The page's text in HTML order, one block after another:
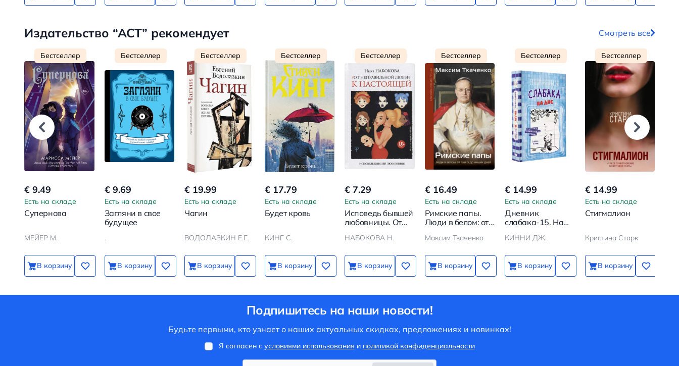
Издательство “АСТ” рекомендует Смотреть все
Бестселлер
€ 9.49
Есть на складе
Супернова
МЕЙЕР М.
В корзину
Бестселлер
€ 9.69
Есть на складе
Загляни в свое
будущее
.
В корзину
Бестселлер
€ 19.99
Есть на складе
Чагин
ВОДОЛАЗКИН Е.Г.
В корзину
Бестселлер
€ 17.79
Есть на складе
Будет кровь
КИНГ С.
В корзину
Бестселлер
€ 7.29
Есть на складе
Исповедь бывшей
любовницы. От
любви — к
НАБОКОВА Н.
В корзину
Бестселлер
€ 16.49
Есть на складе
Римские папы.
Люди в белом: от
дней
Максим Ткаченко
В корзину
Бестселлер
€ 14.99
Есть на складе
Дневник
слабака-15. На
КИННИ ДЖ.
В корзину
Бестселлер
€ 14.99
Есть на складе
Стигмалион
Кристина Старк
В корзину
Подпишитесь на наши новости!
Будьте первыми, кто узнает о наших актуальных скидках, предложениях и новинках!
Я согласен с условиями использования и политикой конфиденциальности